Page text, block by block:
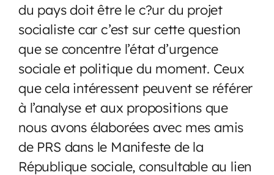
du pays doit être le c?ur du projet
socialiste car c’est sur cette question
que se concentre l’état d’urgence
sociale et politique du moment. Ceux
que cela intéressent peuvent se référer
à l’analyse et aux propositions que
nous avons élaborées avec mes amis
de PRS dans le Manifeste de la
République sociale, consultable au lien